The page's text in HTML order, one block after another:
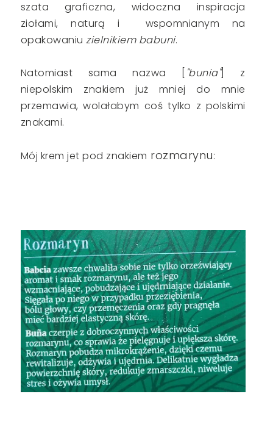
szata graficzna, widoczna inspiracja
ziołami, naturą i wspomnianym na
opakowaniuzielnikiem babuni.
Natomiast sama nazwa [ "bunia"] z
niepolskim znakiem już mniej do mnie
przemawia, wolałabym coś tylko z polskimi
znakami.
Mój krem jet pod znakiem rozmarynu: